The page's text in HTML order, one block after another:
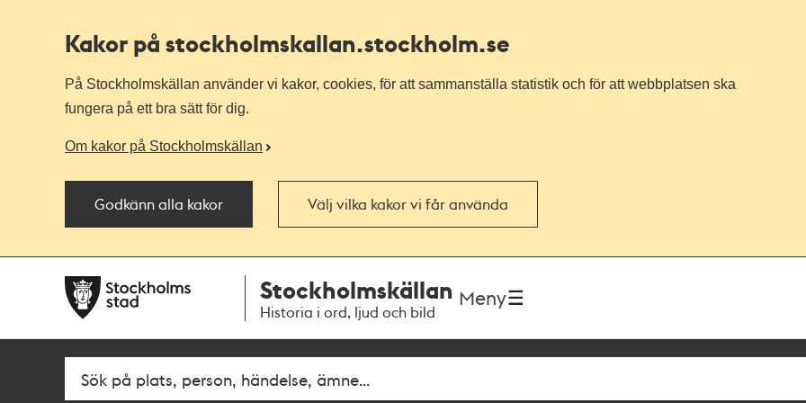
Kakor på stockholmskallan.stockholm.se
På Stockholmskällan använder vi kakor, cookies, för att sammanställa statistik och för att webbplatsen ska
fungera på ett bra sätt för dig.
Om kakor på Stockholmskällan
Godkänn alla kakor Välj vilka kakor vi får använda
navigationen
huvudinnehållet
Stockholmskällan
Historia i ord, ljud och bild
Meny
SökFritextsök